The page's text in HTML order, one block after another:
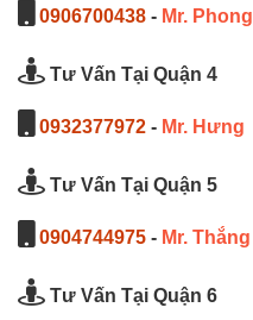
0906700438 - Mr. Phong
Tư Vấn Tại Quận 4
0932377972 - Mr. Hưng
Tư Vấn Tại Quận 5
0904744975 - Mr. Thắng
Tư Vấn Tại Quận 6